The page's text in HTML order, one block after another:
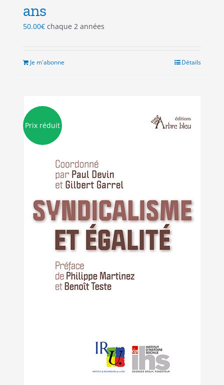
ans
50.00€ chaque 2 années
Je m'abonne Détails
Prix réduit